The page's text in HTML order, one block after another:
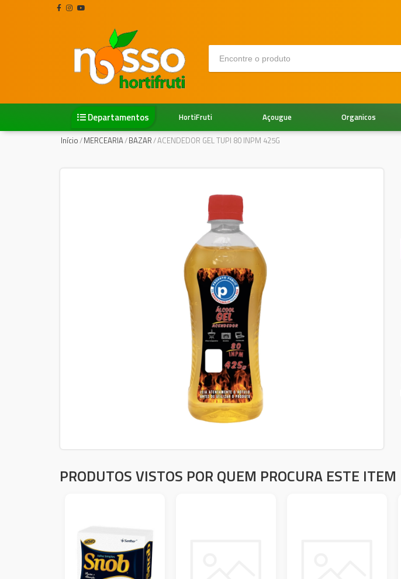
Departamentos Organicos
Açougue
HortiFruti
Início/MERCEARIA/BAZAR/ACENDEDOR GEL TUPI 80 INPM 425G
PRODUTOS VISTOS POR QUEM PROCURA ESTE ITEM